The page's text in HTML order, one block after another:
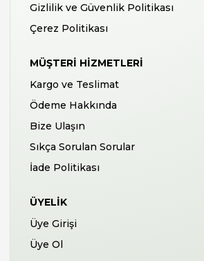
Gizlilik ve Güvenlik Politikası
Çerez Politikası
MÜŞTERI HIZMETLERI
Kargo ve Teslimat
Ödeme Hakkında
Bize Ulaşın
Sıkça Sorulan Sorular
İade Politikası
ÜYELIK
Üye Girişi
Üye Ol